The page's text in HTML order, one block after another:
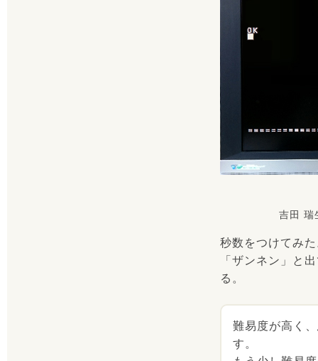
吉田 瑞
秒数をつけてみ
「ザンネン」と
る。
難易度が高く
す。